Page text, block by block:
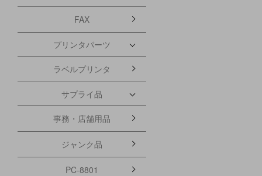
FAX
プリンタパーツ
ラベルプリンタ
サプライ品
事務・店舗用品
ジャンク品
PC-8801